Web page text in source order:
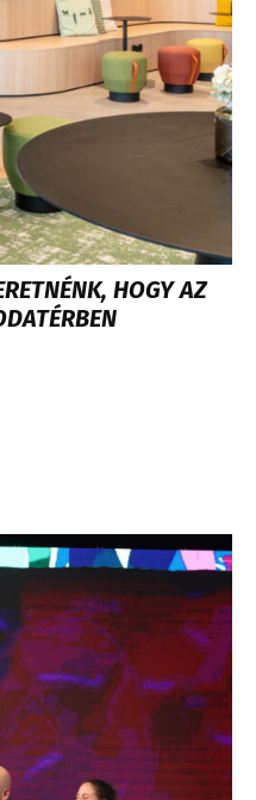
HOGY AZ